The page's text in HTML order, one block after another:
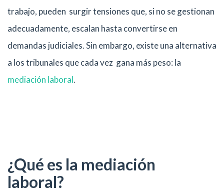
trabajo, pueden surgir tensiones que, si no se gestionan
adecuadamente, escalan hasta convertirse en
demandas judiciales. Sin embargo, existe una alternativa
a los tribunales que cada vez gana más peso: la
mediación laboral.
¿Qué es la mediación
laboral?